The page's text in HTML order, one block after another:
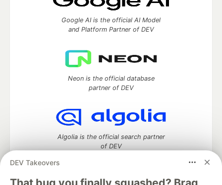
DEV Takeovers
Google AI is the official AI Model
and Platform Partner of DEV
Neon is the official database
partner of DEV
Algolia is the official search partner
of DEV